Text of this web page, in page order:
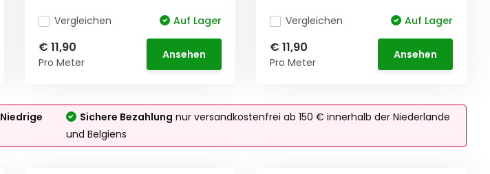
Vergleichen Auf Lager
€ 11,90
Pro Meter
Ansehen
Vergleichen Auf Lager
€ 11,90
Pro Meter
Ansehen
Niedrige
Sichere Bezahlung nur versandkostenfrei ab 150 € innerhalb der Niederlande
und Belgiens